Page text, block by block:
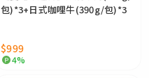
包)*3+日式咖哩牛(390g/包)*3
$999
4%